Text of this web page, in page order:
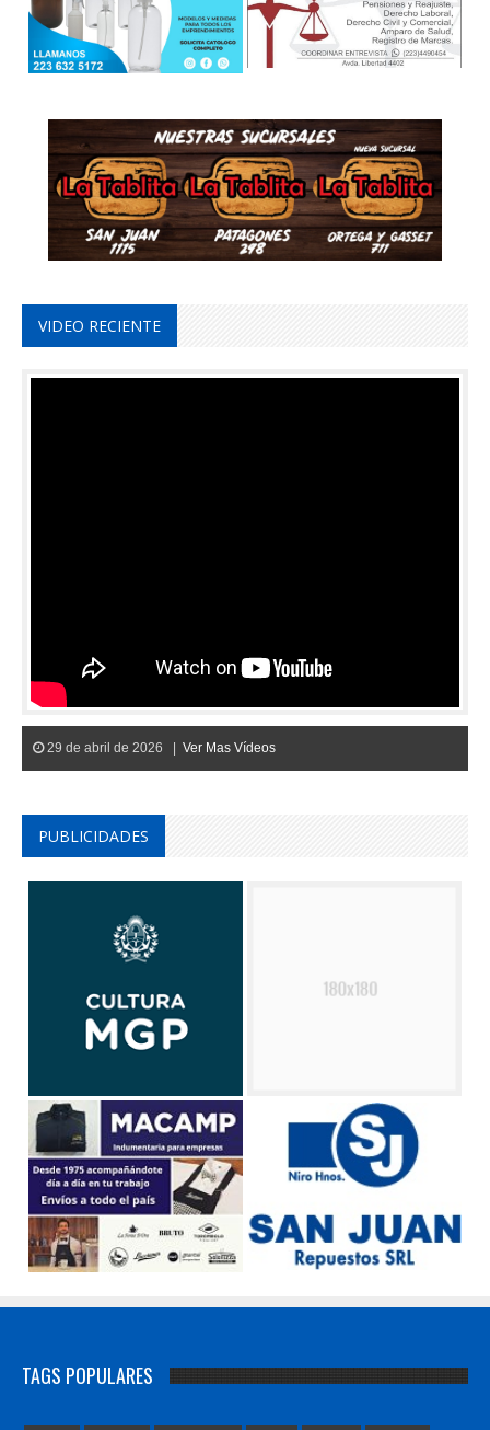
VIDEO RECIENTE
29 de abril de 2026 | Ver Mas Vídeos
PUBLICIDADES
TAGS POPULARES